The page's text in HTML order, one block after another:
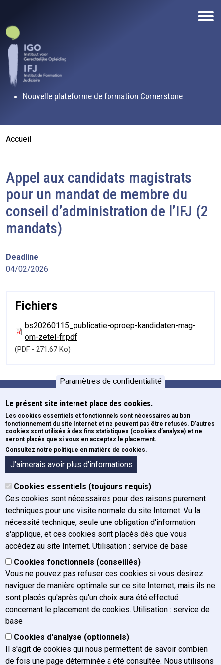
Paramètres de confidentialité
Le présent site internet place des cookies.
Les cookies essentiels et fonctionnels sont nécessaires au bon
fonctionnement du site Internet et ne peuvent pas être refusés. D’autres
cookies sont utilisés à des fins statistiques (cookies d’analyse) et ne
seront placés que si vous en acceptez le placement.
Consultez notre politique en matière de cookies.
J'aimerais avoir plus d'informations
Cookies essentiels (toujours requis)
Ces cookies sont nécessaires pour des raisons purement
techniques pour une visite normale du site Internet. Vu la
nécessité technique, seule une obligation d'information
s'applique, et ces cookies sont placés dès que vous
accédez au site Internet. Utilisation : service de base
Cookies fonctionnels (conseillés)
Vous ne pouvez pas refuser ces cookies si vous désirez
naviguer de manière optimale sur ce site Internet, mais ils ne
sont placés qu'après qu'un choix aura été effectué
concernant le placement de cookies. Utilisation : service de
base
Cookies d'analyse (optionnels)
Il s'agit de cookies qui nous permettent de savoir combien
de fois une page déterminée a été consultée. Nous utilisons
Nouvelle plateforme de formation Cornerstone
Fil d'Ariane
Accueil
Appel aux candidats magistrats
pour un mandat de membre du
conseil d’administration de l’IFJ (2
mandats)
Deadline
04/02/2026
Fichiers
bs20260115_publicatie-oproep-kandidaten-mag-
om-zetel-fr.pdf
(PDF - 271.67 Ko)
Pied de page
Formations
Newsletters
ECE
Formulaires
A propos de l'IFJ
Organigramme
Organes
Historique
Mission, vision et valeurs
Rapport annuel
Plan de gestion
Actualités
Postes vacants
FAQ / Contact
Nous contacter
Nous atteindre
Presse
Plaintes
Confidentialité des courriels